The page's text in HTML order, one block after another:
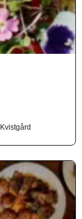
Kvistgård